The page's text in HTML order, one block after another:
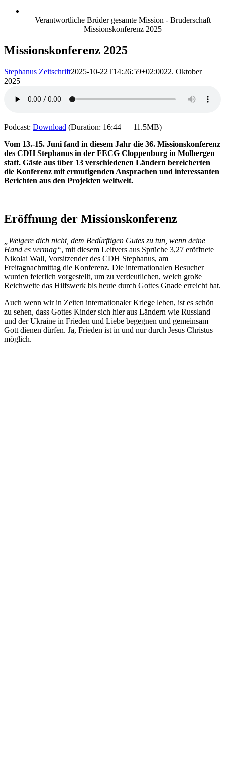
Verantwortliche Brüder gesamte Mission - Bruderschaft
Missionskonferenz 2025
Missionskonferenz 2025
Stephanus Zeitschrift2025-10-22T14:26:59+02:0022. Oktober
2025|
Podcast: Download (Duration: 16:44 — 11.5MB)
Vom 13.-15. Juni fand in diesem Jahr die 36. Missionskonferenz
des CDH Stephanus in der FECG Cloppenburg in Molbergen
statt. Gäste aus über 13 verschiedenen Ländern bereicherten
die Konferenz mit ermutigenden Ansprachen und interessanten
Berichten aus den Projekten weltweit.
Eröffnung der Missionskonferenz
„Weigere dich nicht, dem Bedürftigen Gutes zu tun, wenn deine
Hand es vermag“, mit diesem Leitvers aus Sprüche 3,27 eröffnete
Nikolai Wall, Vorsitzender des CDH Stephanus, am
Freitagnachmittag die Konferenz. Die internationalen Besucher
wurden feierlich vorgestellt, um zu verdeutlichen, welch große
Reichweite das Hilfswerk bis heute durch Gottes Gnade erreicht hat.
Auch wenn wir in Zeiten internationaler Kriege leben, ist es schön
zu sehen, dass Gottes Kinder sich hier aus Ländern wie Russland
und der Ukraine in Frieden und Liebe begegnen und gemeinsam
Gott dienen dürfen. Ja, Frieden ist in und nur durch Jesus Christus
möglich.